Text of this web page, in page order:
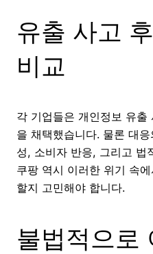
유출 사고
비교
각 기업들은 개인정보 유
을 채택했습니다. 물론 대
성, 소비자 반응, 그리고 법
쿠팡 역시 이러한 위기 속
할지 고민해야 합니다.
불법적으로